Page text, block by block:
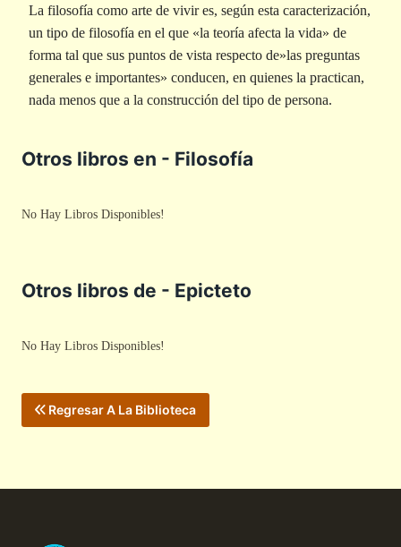
La filosofía como arte de vivir es, según esta caracterización,
un tipo de filosofía en el que «la teoría afecta la vida» de
forma tal que sus puntos de vista respecto de»las preguntas
generales e importantes» conducen, en quienes la practican,
nada menos que a la construcción del tipo de persona.
Otros libros en - Filosofía
No Hay Libros Disponibles!
Otros libros de - Epicteto
No Hay Libros Disponibles!
Regresar A La Biblioteca